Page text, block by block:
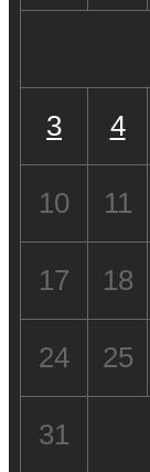
3 4
10 11
17 18
24 25
31